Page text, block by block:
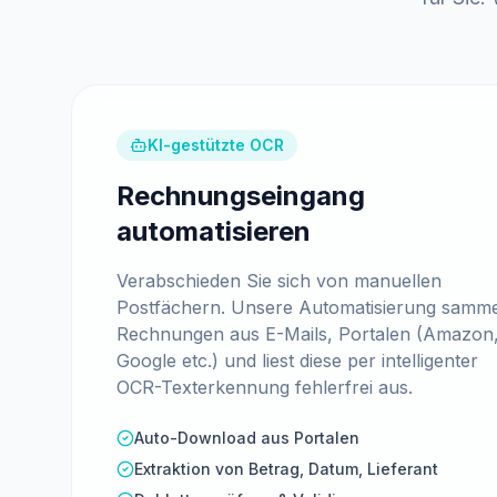
KI-gestützte OCR
Rechnungseingang
automatisieren
Verabschieden Sie sich von manuellen
Postfächern. Unsere Automatisierung
Rechnungen aus E-Mails, Portalen
Google etc.) und liest diese per intelligenter
OCR-Texterkennung fehlerfrei aus.
Auto-Download aus Portalen
Extraktion von Betrag, Datum, Lieferant